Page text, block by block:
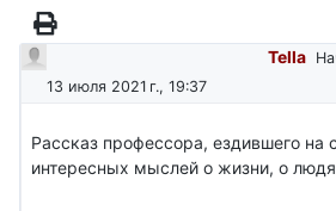
Tella
13 июля 2021 г., 19:37
Рассказ профессора, ездившего
интересных мыслей о жизни, о